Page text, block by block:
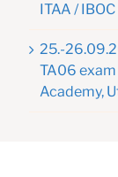
ITAA /
25.-
TA06
Academy,